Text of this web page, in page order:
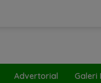
Advertorial Galeri